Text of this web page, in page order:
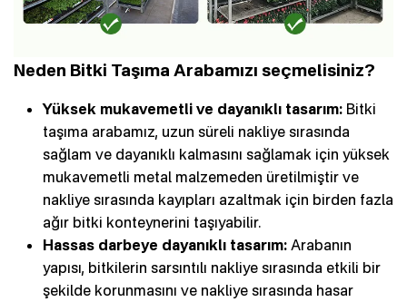
Neden Bitki Taşıma Arabamızı seçmelisiniz?
Yüksek mukavemetli ve dayanıklı tasarım: Bitki
taşıma arabamız, uzun süreli nakliye sırasında
sağlam ve dayanıklı kalmasını sağlamak için yüksek
mukavemetli metal malzemeden üretilmiştir ve
nakliye sırasında kayıpları azaltmak için birden fazla
ağır bitki konteynerini taşıyabilir.
Hassas darbeye dayanıklı tasarım: Arabanın
yapısı, bitkilerin sarsıntılı nakliye sırasında etkili bir
şekilde korunmasını ve nakliye sırasında hasar